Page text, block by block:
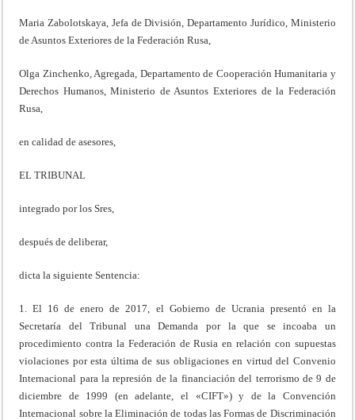
Maria Zabolotskaya, Jefa de División, Departamento Jurídico, Ministerio
de Asuntos Exteriores de la Federación Rusa,
Olga Zinchenko, Agregada, Departamento de Cooperación Humanitaria y
Derechos Humanos, Ministerio de Asuntos Exteriores de la Federación
Rusa,
en calidad de asesores,
EL TRIBUNAL
integrado por los Sres,
después de deliberar,
dicta la siguiente Sentencia:
1. El 16 de enero de 2017, el Gobierno de Ucrania presentó en la
Secretaría del Tribunal una Demanda por la que se incoaba un
procedimiento contra la Federación de Rusia en relación con supuestas
violaciones por esta última de sus obligaciones en virtud del Convenio
Internacional para la represión de la financiación del terrorismo de 9 de
diciembre de 1999 (en adelante, el «CIFT») y de la Convención
Internacional sobre la Eliminación de todas las Formas de Discriminación